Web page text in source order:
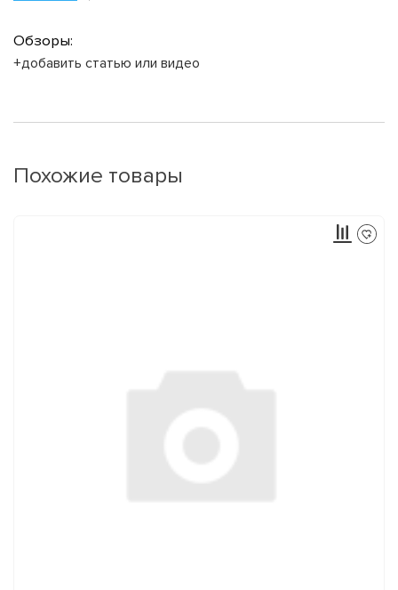
Обзоры:
+добавить статью или видео
Похожие товары